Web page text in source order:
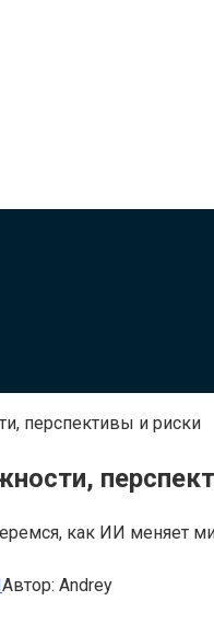
перспективы и риски
как ИИ меняет
Автор: Andrey